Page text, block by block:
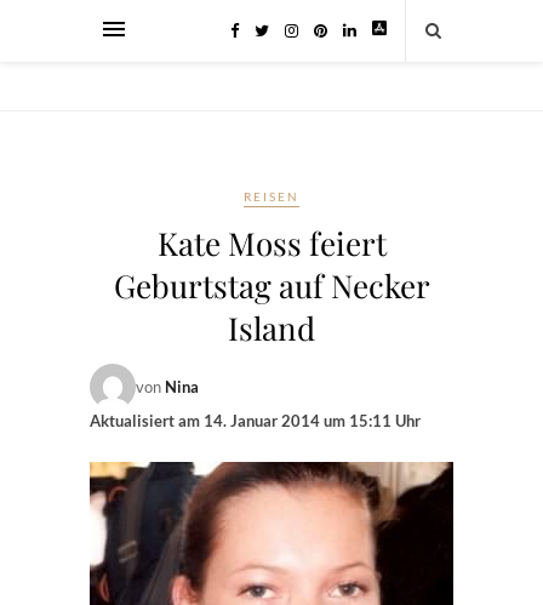
REISEN
Kate Moss feiert
Geburtstag auf Necker
Island
von Nina
Aktualisiert am 14. Januar 2014 um 15:11 Uhr